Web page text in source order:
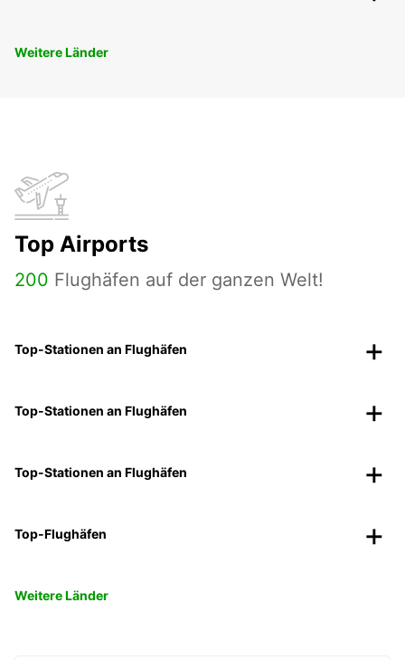
Weitere Länder
Top Airports
200 Flughäfen auf der ganzen Welt!
Top-Stationen an Flughäfen
Top-Stationen an Flughäfen
Top-Stationen an Flughäfen
Top-Flughäfen
Weitere Länder